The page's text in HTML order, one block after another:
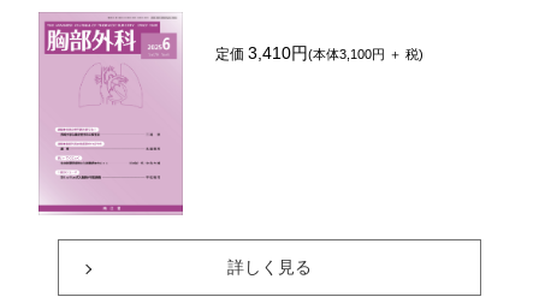
定価3,410円(本体3,100円 ＋ 税)
詳しく見る